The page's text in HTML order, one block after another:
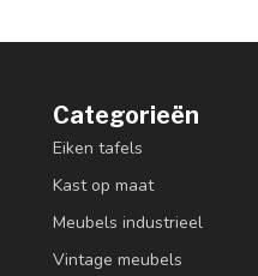
Categorieën
Eiken tafels
Kast op maat
Meubels industrieel
Vintage meubels